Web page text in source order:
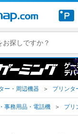
ー・周辺機器 ＞ プリンタ
事務用品・電話機 ＞ プリ